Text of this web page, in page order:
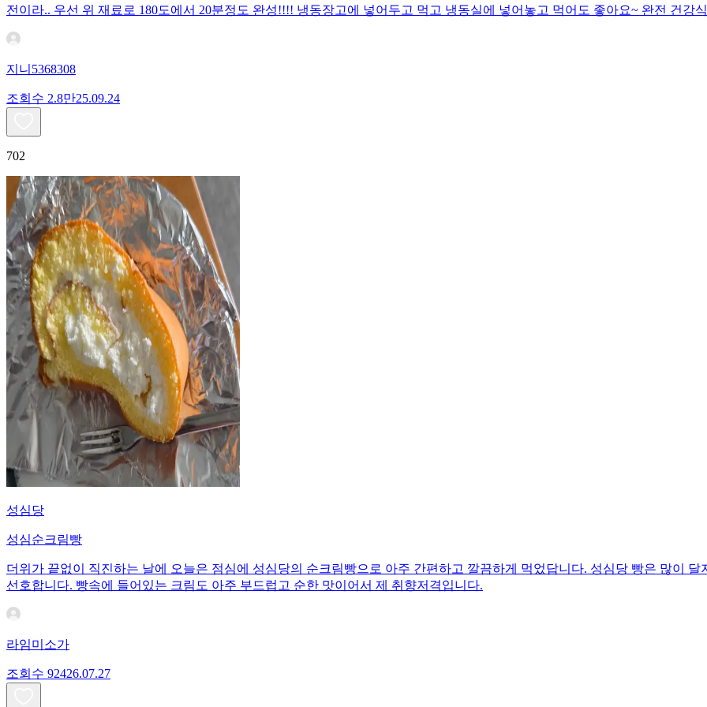
전이라.. 우선 위 재료로 180도에서 20분정도 완성!!!! 냉동장고에 넣어두고 먹고 냉동실에 넣어놓고 먹어도 좋아요~ 완전 건강
지니5368308
조회수 2.8만25.09.24
702
성심당
성심순크림빵
더위가 끝없이 직진하는 날에 오늘은 점심에 성심당의 순크림빵으로 아주 간편하고 깔끔하게 먹었답니다. 성심당 빵은 많이
선호합니다. 빵속에 들어있는 크림도 아주 부드럽고 순한 맛이어서 제 취향저격입니다.
라임미소가
조회수 92426.07.27